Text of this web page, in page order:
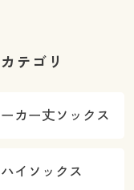
テゴリ
カー丈ソックス
ハイソックス